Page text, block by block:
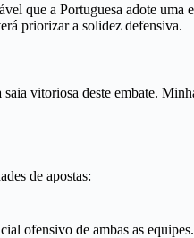
que a Portuguesa adote uma
priorizar a solidez defensiva.
saia vitoriosa deste embate.
de apostas:
ofensivo de ambas as equipes.